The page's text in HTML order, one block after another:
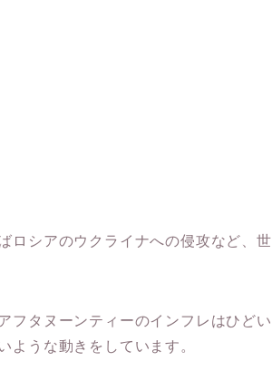
ロシアのウクライナへの侵攻など、世
フタヌーンティーのインフレはひどい
ような動きをしています。